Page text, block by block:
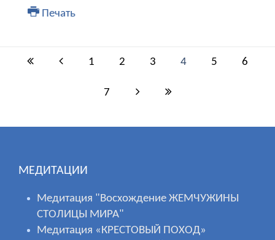
Печать
1 2 3 4 5 6
7
МЕДИТАЦИИ
Медитация "Восхождение ЖЕМЧУЖИНЫ
СТОЛИЦЫ МИРА"
Медитация «КРЕСТОВЫЙ ПОХОД»